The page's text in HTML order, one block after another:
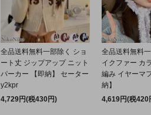
全品送料無料一部除く ショ
ート丈 ジップアップ ニット
パーカー 【即納】 セーター
y2kpr
4,729円(税430円)
全品送料無料
イクファー カ
編み イヤーマ
納】
4,619円(税420